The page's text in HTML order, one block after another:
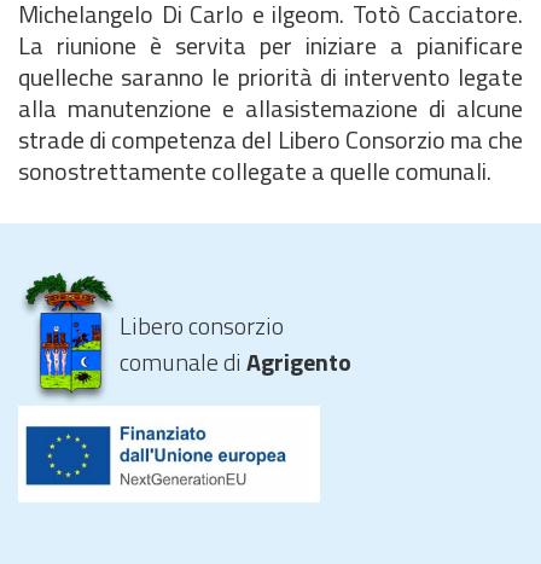
Michelangelo Di Carlo e ilgeom. Totò Cacciatore.
La riunione è servita per iniziare a pianificare
quelleche saranno le priorità di intervento legate
alla manutenzione e allasistemazione di alcune
strade di competenza del Libero Consorzio ma che
sonostrettamente collegate a quelle comunali.
Libero consorzio
comunale diAgrigento